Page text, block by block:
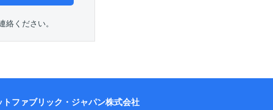
ください。
トファブリック・ジャパン株式会社